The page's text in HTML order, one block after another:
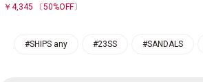
￥4,345 〔50%OFF〕
#SHIPS any #23SS #SANDALS